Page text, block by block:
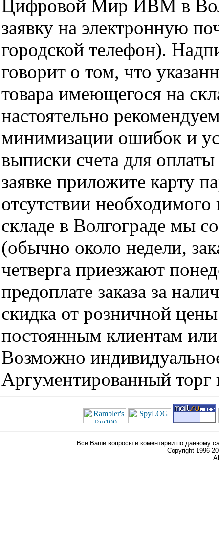
Цифровой Мир ИВМ в
заявку на электронную
городской телефон).
говорит о том, что
товара имеющегося на
настоятельно
минимизации ошибок и
выписки счета для
заявке приложите карту
отсутствии
складе в Волгограде мы
(обычно около недели,
четверга приезжают
предоплате заказа за
скидка от розничной
постоянным клиентам
Возможно
Аргументированный торг
Все Ваши вопросы и коментарии по данному
Copyright 1996-